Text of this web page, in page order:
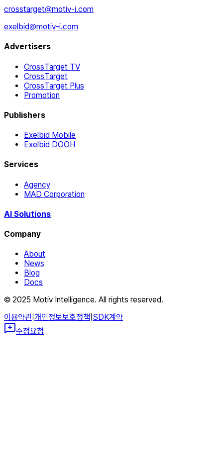
crosstarget@motiv-i.com
exelbid@motiv-i.com
Advertisers
CrossTarget TV
CrossTarget
CrossTarget Plus
Promotion
Publishers
Exelbid Mobile
Exelbid DOOH
Services
Agency
MAD Corporation
AI Solutions
Company
About
News
Blog
Docs
© 2025 Motiv Intelligence. All rights reserved.
이용약관 개인정보보호정책 SDK계약
수정요청